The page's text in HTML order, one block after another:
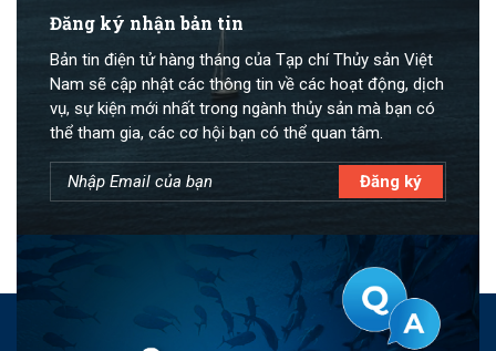
Đăng ký nhận bản tin
Bản tin điện tử hàng tháng của Tạp chí Thủy sản Việt
Nam sẽ cập nhật các thông tin về các hoạt động, dịch
vụ, sự kiện mới nhất trong ngành thủy sản mà bạn có
thể tham gia, các cơ hội bạn có thể quan tâm.